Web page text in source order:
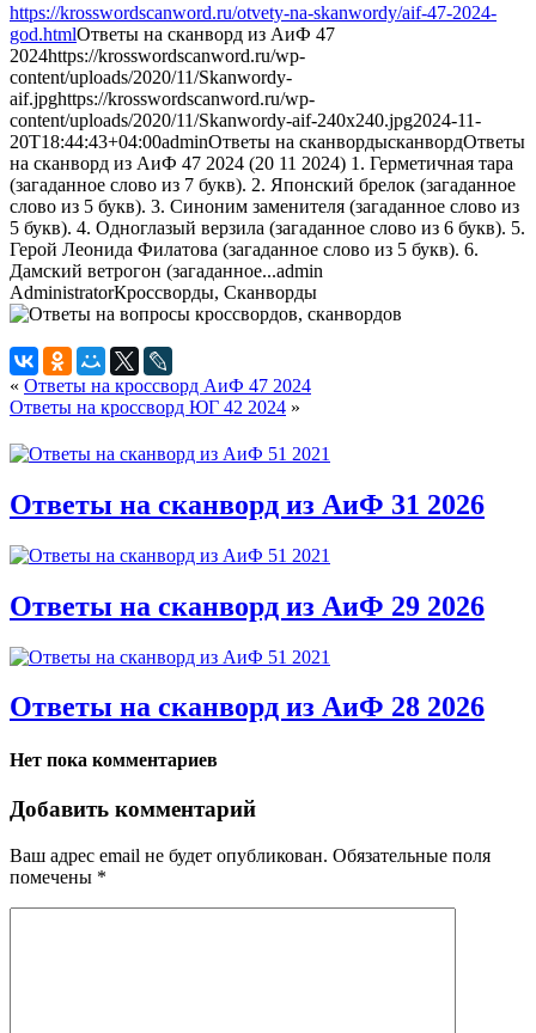
https://krosswordscanword.ru/otvety-na-skanwordy/aif-47-2024-
god.htmlОтветы на сканворд из АиФ 47
2024https://krosswordscanword.ru/wp-
content/uploads/2020/11/Skanwordy-
aif.jpghttps://krosswordscanword.ru/wp-
content/uploads/2020/11/Skanwordy-aif-240x240.jpg2024-11-
20T18:44:43+04:00adminОтветы на сканвордысканвордОтветы
на сканворд из АиФ 47 2024 (20 11 2024) 1. Герметичная тара
(загаданное слово из 7 букв). 2. Японский брелок (загаданное
слово из 5 букв). 3. Синоним заменителя (загаданное слово из
5 букв). 4. Одноглазый верзила (загаданное слово из 6 букв). 5.
Герой Леонида Филатова (загаданное слово из 5 букв). 6.
Дамский ветрогон (загаданное...admin
AdministratorКроссворды, Сканворды
« Ответы на кроссворд АиФ 47 2024
Ответы на кроссворд ЮГ 42 2024 »
Ответы на сканворд из АиФ 31 2026
Ответы на сканворд из АиФ 29 2026
Ответы на сканворд из АиФ 28 2026
Нет пока комментариев
Добавить комментарий
Ваш адрес email не будет опубликован. Обязательные поля
помечены *